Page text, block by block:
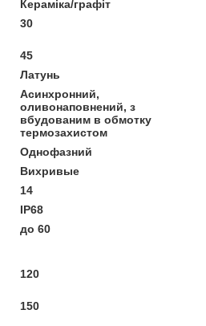
Кераміка/графіт
30
45
Латунь
Асинхронний,
оливонаповнений, з
вбудованим в обмотку
термозахистом
Однофазний
Вихривые
14
IP68
до 60
120
150